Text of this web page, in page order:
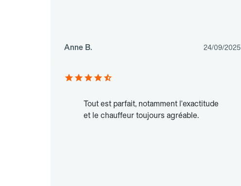
Anne B. 24/09/2025
Tout est parfait, notamment l'exactitude
et le chauffeur toujours agréable.